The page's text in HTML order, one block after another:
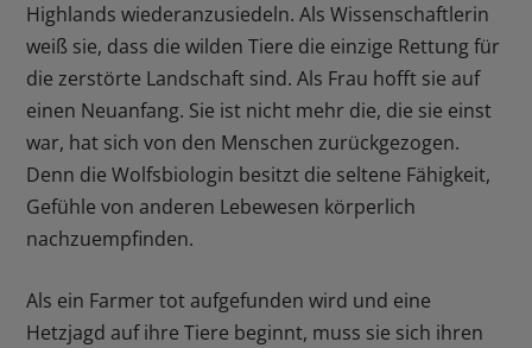
Highlands wiederanzusiedeln. Als Wissenschaftlerin
weiß sie, dass die wilden Tiere die einzige Rettung für
die zerstörte Landschaft sind. Als Frau hofft sie auf
einen Neuanfang. Sie ist nicht mehr die, die sie einst
war, hat sich von den Menschen zurückgezogen.
Denn die Wolfsbiologin besitzt die seltene Fähigkeit,
Gefühle von anderen Lebewesen körperlich
nachzuempfinden.
Als ein Farmer tot aufgefunden wird und eine
Hetzjagd auf ihre Tiere beginnt, muss sie sich ihren